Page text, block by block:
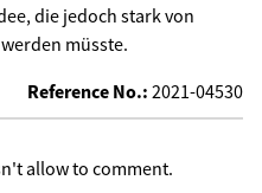
die jedoch stark von
müsste.
Reference No.: 2021-04530
allow to comment.